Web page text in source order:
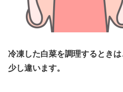
冷凍した白菜を調理するとき
少し違います。